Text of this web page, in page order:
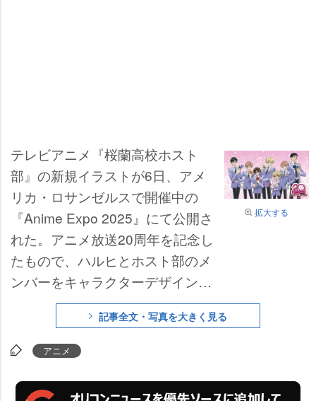
拡大する
テレビアニメ『桜蘭高校ホスト
部』の新規イラストが6日、アメ
リカ・ロサンゼルスで開催中の
『Anime Expo 2025』にて公開さ
れた。アニメ放送20周年を記念し
たもので、ハルヒとホスト部のメ
ンバーをキャラクターデザインの
高橋久美子氏が特別に描き下ろし
記事全文・写真を大きく見る
アニメ